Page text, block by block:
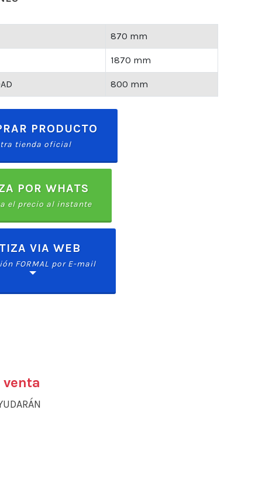
870 mm
1870 mm
800 mm
PRODUCTO
tienda oficial
POR WHATS
el precio al instante
VIA WEB
FORMAL por E-mail
venta